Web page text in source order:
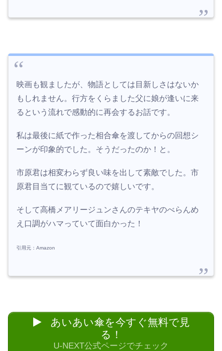
映画も観ましたが、物語としては目新しさはないか
もしれません。行方をくらました父に娘が逢いに来
るという流れで感動的に再会するお話です。
私は最後に紙で作った相合傘を渡してからの回想シ
ーンが印象的でした。そうだったのか！と。
市原君は相変わらず良い味を出して素敵でした。市
原君目当てに観ているので嬉しいです。
そして高橋メアリージュンさんのテキヤのべらんめ
え口調がハマっていて面白かった！
引用元：Amazon
あいあい傘を今すぐ無料で見
る！
U-NEXT公式ページでチェック